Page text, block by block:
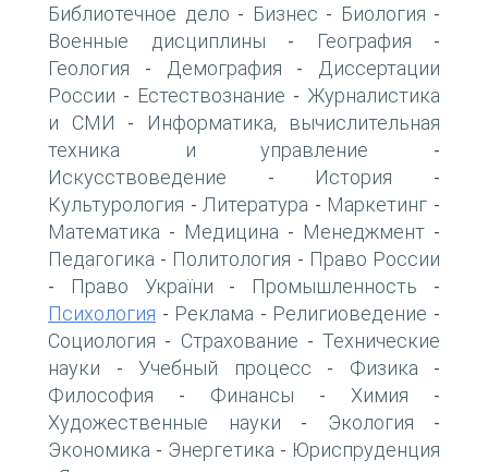
Библиотечное дело - Бизнес - Биология -
Военные дисциплины - География -
Геология - Демография -
Диссертации
России - Естествознание - Журналистика
и СМИ -
Информатика, вычислительная
техника и управление -
Искусствоведение - История -
Культурология - Литература - Маркетинг -
Математика - Медицина - Менеджмент -
Педагогика - Политология - Право России
- Право України - Промышленность -
Психология - Реклама - Религиоведение -
Социология - Страхование - Технические
науки - Учебный процесс - Физика -
Философия - Финансы - Химия -
Художественные науки - Экология -
Экономика - Энергетика - Юриспруденция